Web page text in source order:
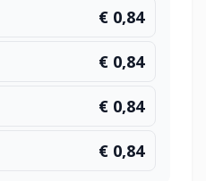
€ 0,84
€ 0,84
€ 0,84
€ 0,84